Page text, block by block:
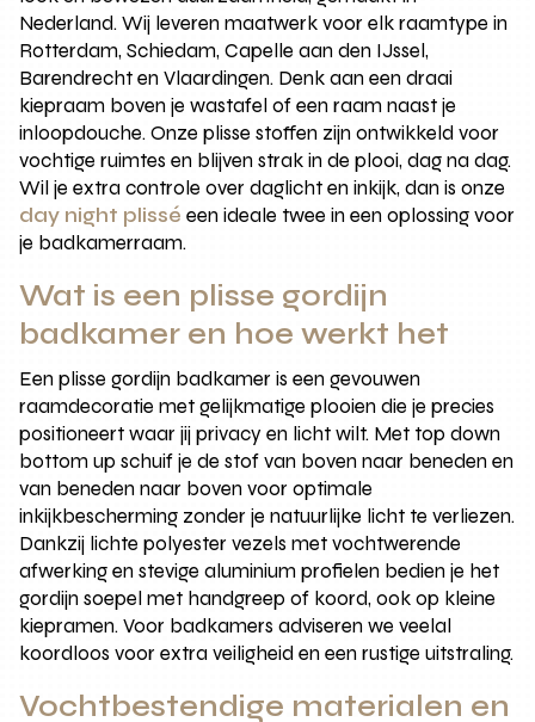
Nederland. Wij leveren maatwerk voor elk raamtype in
Rotterdam, Schiedam, Capelle aan den IJssel,
Barendrecht en Vlaardingen. Denk aan een draai
kiepraam boven je wastafel of een raam naast je
inloopdouche. Onze plisse stoffen zijn ontwikkeld voor
vochtige ruimtes en blijven strak in de plooi, dag na dag.
Wil je extra controle over daglicht en inkijk, dan is onze
day night plissé een ideale twee in een oplossing voor
je badkamerraam.
Wat is een plisse gordijn
badkamer en hoe werkt het
Een plisse gordijn badkamer is een gevouwen
raamdecoratie met gelijkmatige plooien die je precies
positioneert waar jij privacy en licht wilt. Met top down
bottom up schuif je de stof van boven naar beneden en
van beneden naar boven voor optimale
inkijkbescherming zonder je natuurlijke licht te verliezen.
Dankzij lichte polyester vezels met vochtwerende
afwerking en stevige aluminium profielen bedien je het
gordijn soepel met handgreep of koord, ook op kleine
kiepramen. Voor badkamers adviseren we veelal
koordloos voor extra veiligheid en een rustige uitstraling.
Vochtbestendige materialen en